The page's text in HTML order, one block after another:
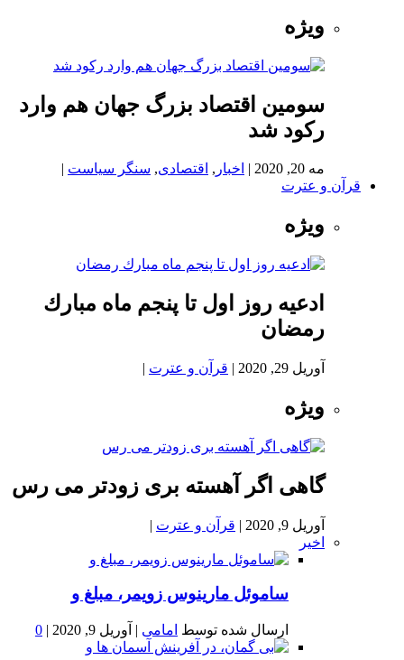
ویژه
سومین اقتصاد بزرگ جهان هم وارد
رکود شد
مه 20, 2020 | اخبار , اقتصادی, سنگر سیاست |
قرآن و عترت
ویژه
ادعيه روز اول تا پنجم ماه مبارك
رمضان
آوریل 29, 2020 | قرآن و عترت |
ویژه
گاهی اگر آهسته بری زودتر می رس
آوریل 9, 2020 | قرآن و عترت |
اخیر
ساموئل مارینوس زویمر، مبلغ و
ارسال شده توسط امامی | آوریل 9, 2020 |
0